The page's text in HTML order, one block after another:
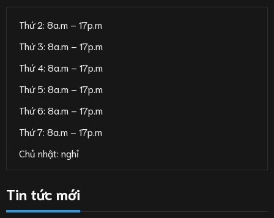
Thứ 2: 8a.m – 17p.m
Thứ 3: 8a.m – 17p.m
Thứ 4: 8a.m – 17p.m
Thứ 5: 8a.m – 17p.m
Thứ 6: 8a.m – 17p.m
Thứ 7: 8a.m – 17p.m
Chủ nhật: nghỉ
Tin tức mới